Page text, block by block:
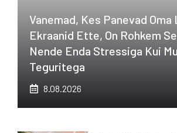
Vanemad, Kes Panevad
Ekraanid Ette, On Rohkem
Nende Enda Stressiga Kui
Teguritega
8.08.2026